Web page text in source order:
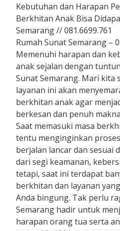
Kebutuhan dan Harapan
Berkhitan Anak Bisa
Semarang // 081.6699.761
Rumah Sunat Semarang –
Memenuhi harapan dan
anak sejalan dengan
Sunat Semarang. Mari kita
layanan ini akan
berkhitan anak agar
berkesan dan penuh
Saat memasuki masa
tentu menginginkan
berjalan lancar dan sesuai
dari segi keamanan,
tetapi, saat ini terdapat
berkhitan dan layanan
Anda bingung. Tak perlu
Semarang hadir untuk
harapan orang tua serta